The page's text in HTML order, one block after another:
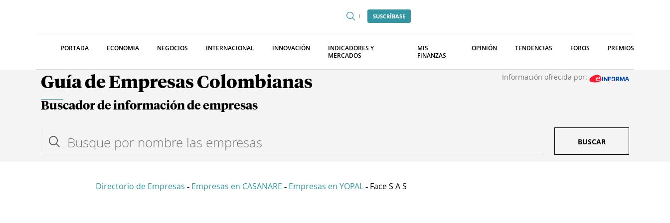
SUSCRÍBASE
PORTADA ECONOMIA NEGOCIOS INTERNACIONAL INNOVACIÓN
INDICADORES Y
MERCADOS
MIS
FINANZAS
OPINIÓN TENDENCIAS FOROS PREMIOS
Guía de Empresas Colombianas Información ofrecida por:
Buscador de información de empresas
BUSCAR
Directorio de Empresas - Empresas en CASANARE - Empresas en YOPAL - Face S A S